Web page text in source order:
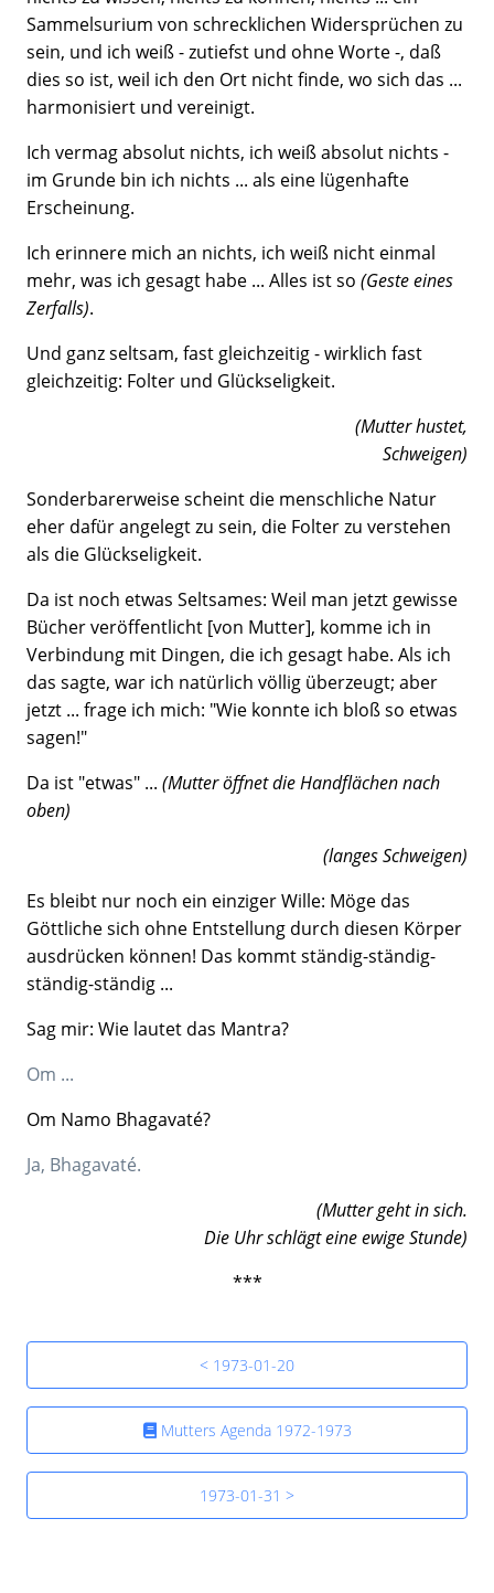
Sammelsurium von schrecklichen Widersprüchen zu
sein, und ich weiß - zutiefst und ohne Worte -, daß
dies so ist, weil ich den Ort nicht finde, wo sich das ...
harmonisiert und vereinigt.
Ich vermag absolut nichts, ich weiß absolut nichts -
im Grunde bin ich nichts ... als eine lügenhafte
Erscheinung.
Ich erinnere mich an nichts, ich weiß nicht einmal
mehr, was ich gesagt habe ... Alles ist so (Geste eines
Zerfalls).
Und ganz seltsam, fast gleichzeitig - wirklich fast
gleichzeitig: Folter und Glückseligkeit.
(Mutter hustet,
Schweigen)
Sonderbarerweise scheint die menschliche Natur
eher dafür angelegt zu sein, die Folter zu verstehen
als die Glückseligkeit.
Da ist noch etwas Seltsames: Weil man jetzt gewisse
Bücher veröffentlicht [von Mutter], komme ich in
Verbindung mit Dingen, die ich gesagt habe. Als ich
das sagte, war ich natürlich völlig überzeugt; aber
jetzt ... frage ich mich: "Wie konnte ich bloß so etwas
sagen!"
Da ist "etwas" ... (Mutter öffnet die Handflächen nach
oben)
(langes Schweigen)
Es bleibt nur noch ein einziger Wille: Möge das
Göttliche sich ohne Entstellung durch diesen Körper
ausdrücken können! Das kommt ständig-ständig-
ständig-ständig ...
Sag mir: Wie lautet das Mantra?
Om ...
Om Namo Bhagavaté?
Ja, Bhagavaté.
(Mutter geht in sich.
Die Uhr schlägt eine ewige Stunde)
***
< 1973-01-20
Mutters Agenda 1972-1973
1973-01-31 >